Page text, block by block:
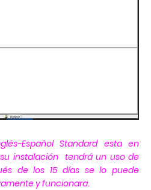
Español Standardesta en
instalación tendrá un uso de
de los 15 días se lo puede
y funcionara.